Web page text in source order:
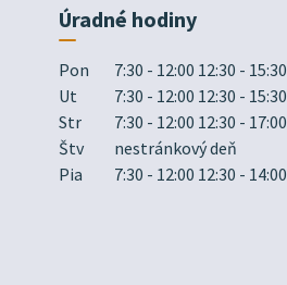
Úradné hodiny
Pon
7:30 - 12:00 12:30 - 15:30
Ut
7:30 - 12:00 12:30 - 15:30
Str
7:30 - 12:00 12:30 - 17:00
Štv
nestránkový deň
Pia
7:30 - 12:00 12:30 - 14:00